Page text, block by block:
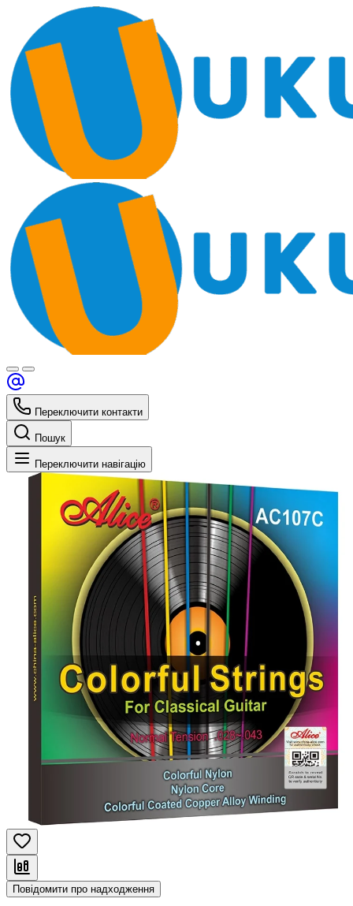
Переключити контакти
Пошук
Переключити навігацію
Повідомити про надходження